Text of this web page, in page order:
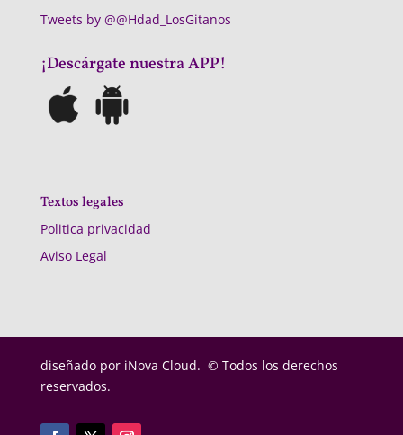
Tweets by @@Hdad_LosGitanos
¡Descárgate nuestra APP!
Textos legales
Politica privacidad
Aviso Legal
diseñado por iNova Cloud. © Todos los derechos
reservados.